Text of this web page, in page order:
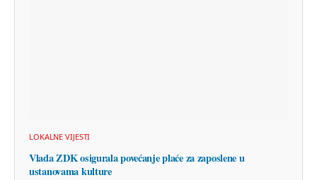
LOKALNE VIJESTI
Vlada ZDK osigurala povećanje plaće za zaposlene u
ustanovama kulture